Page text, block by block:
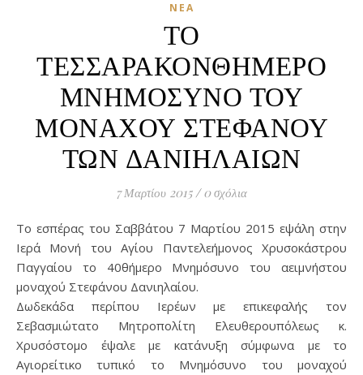
ΝΈΑ
ΤΟ
ΤΕΣΣΑΡΑΚΟΝΘΗΜΕΡΟ
ΜΝΗΜΟΣΥΝΟ ΤΟΥ
ΜΟΝΑΧΟΥ ΣΤΕΦΑΝΟΥ
ΤΩΝ ΔΑΝΙΗΛΑΙΩΝ
7 Μαρτίου 2015 / 0 σχόλια
Το εσπέρας του Σαββάτου 7 Μαρτίου 2015 εψάλη στην
Ιερά Μονή του Αγίου Παντελεήμονος Χρυσοκάστρου
Παγγαίου το 40θήμερο Μνημόσυνο του αειμνήστου
μοναχού Στεφάνου Δανιηλαίου.
Δωδεκάδα περίπου Ιερέων με επικεφαλής τον
Σεβασμιώτατο Μητροπολίτη Ελευθερουπόλεως κ.
Χρυσόστομο έψαλε με κατάνυξη σύμφωνα με το
Αγιορείτικο τυπικό το Μνημόσυνο του μοναχού